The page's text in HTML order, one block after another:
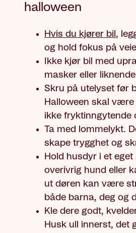
halloween
Hvis du kjører bil ,
og hold fokus på
Ikke kjør bil med
masker eller
Skru på utelyset før
Halloween skal
ikke fryktinngytende
Ta med lommelykt.
skape trygghet og
Hold husdyr i et eget
overivrig hund eller
ut døren kan være
både barna, deg og
Kle dere godt,
Husk ull innerst, det